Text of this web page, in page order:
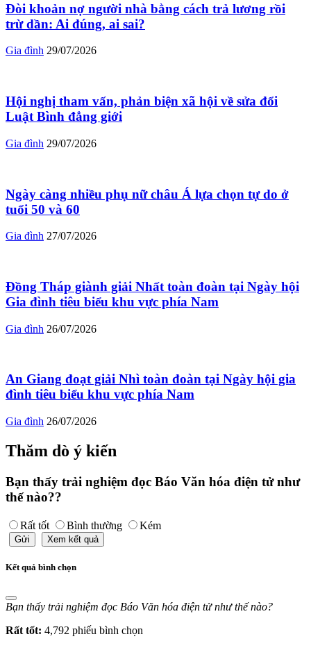
Đòi khoản nợ người nhà bằng cách trả lương rồi
trừ dần: Ai đúng, ai sai?
Gia đình 29/07/2026
Hội nghị tham vấn, phản biện xã hội về sửa đổi
Luật Bình đẳng giới
Gia đình 29/07/2026
Ngày càng nhiều phụ nữ châu Á lựa chọn tự do ở
tuổi 50 và 60
Gia đình 27/07/2026
Đồng Tháp giành giải Nhất toàn đoàn tại Ngày hội
Gia đình tiêu biểu khu vực phía Nam
Gia đình 26/07/2026
An Giang đoạt giải Nhì toàn đoàn tại Ngày hội gia
đình tiêu biểu khu vực phía Nam
Gia đình 26/07/2026
Thăm dò ý kiến
Bạn thấy trải nghiệm đọc Báo Văn hóa điện tử như
thế nào??
Rất tốt Bình thường Kém
Gửi Xem kết quả
Kết quả bình chọn
Bạn thấy trải nghiệm đọc Báo Văn hóa điện tử như thế nào?
Rất tốt: 4,792 phiếu bình chọn